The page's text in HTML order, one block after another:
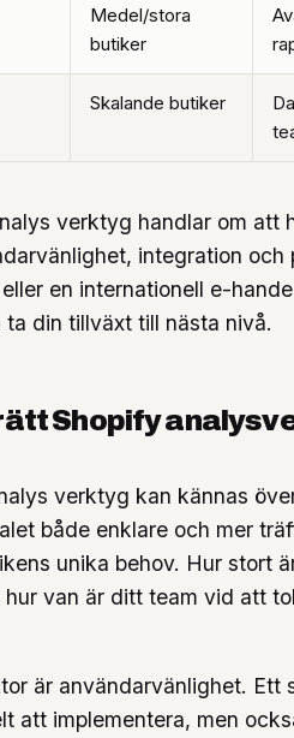
Medel/stora
butiker
Skalande butiker
verktyg handlar om att
integration och
en internationell e-
din tillväxt till nästa nivå.
Shopify
verktyg kan kännas
både enklare och mer
unika behov. Hur stort
hur van är ditt team vid att
är användarvänlighet. Ett
att implementera, men